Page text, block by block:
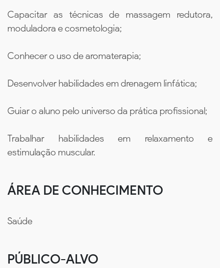
Capacitar as técnicas de massagem redutora,
moduladora e cosmetologia;
Conhecer o uso de aromaterapia;
Desenvolver habilidades em drenagem linfática;
Guiar o aluno pelo universo da prática profissional;
Trabalhar habilidades em relaxamento e
estimulação muscular.
ÁREA DE CONHECIMENTO
Saúde
PÚBLICO-ALVO